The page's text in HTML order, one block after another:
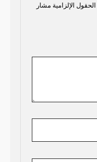
الحقول الإلزامية مشار